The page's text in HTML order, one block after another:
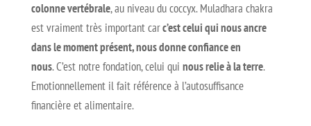
colonne vertébrale, au niveau du coccyx. Muladhara chakra
est vraiment très important carc’est celui qui nous ancre
dans le moment présent, nous donne confiance en
nous. C’est notre fondation, celui qui nous relie à la terre.
Emotionnellement il fait référence à l’autosuffisance
financière et alimentaire.